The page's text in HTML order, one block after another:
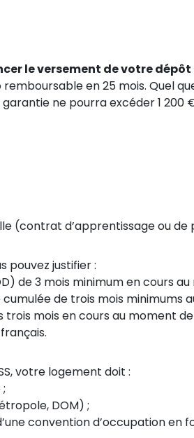
le versement de votre
en 25 mois. Quel
ne pourra excéder 1 200
(contrat d’apprentissage ou de
pouvez justifier :
de 3 mois minimum en cours
cumulée de trois mois
trois mois en cours au moment
votre logement doit :
DOM) ;
convention d’occupation